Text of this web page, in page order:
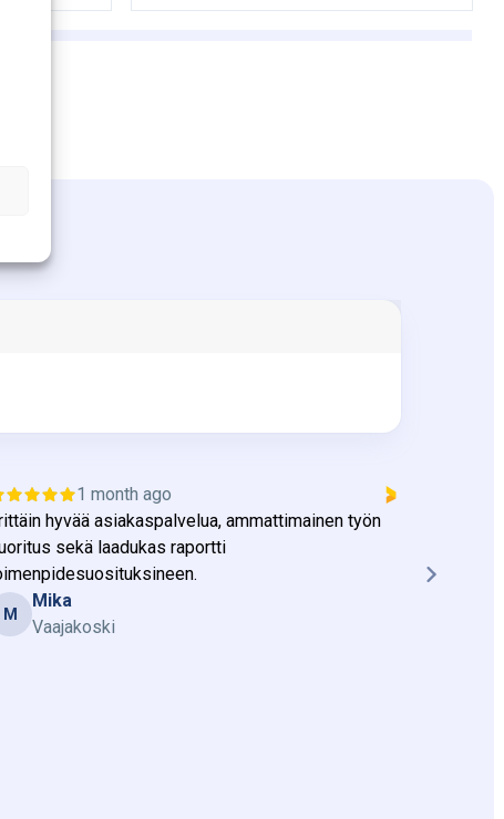
1 month ago
hyvää asiakaspalvelua, ammattimainen työn
sekä laadukas raportti
M
Mika
Vaajakoski
selkeä